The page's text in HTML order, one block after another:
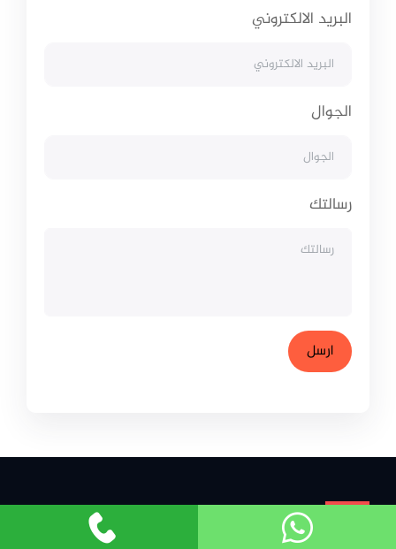
البريد الالكتروني
الجوال
رسالتك
ELRYAD
الرياض لتصميم المواقع